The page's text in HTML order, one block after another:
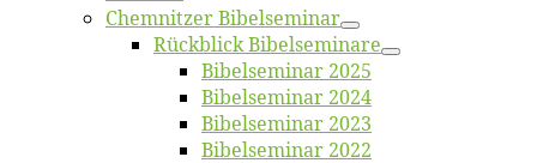
Chemnit­zer Bibelseminar
Rück­blick Bibelseminare
Bi­bel­se­mi­nar 2025
Bi­bel­se­mi­nar 2024
Bi­bel­se­mi­nar 2023
Bi­bel­se­mi­nar 2022